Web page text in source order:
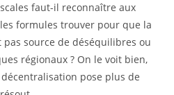
faut-il reconnaître aux
formules trouver pour que la
source de déséquilibres ou
régionaux ? On le voit bien,
pose plus de